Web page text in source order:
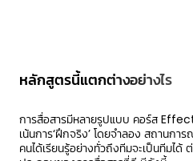
หลักสูตรนี้แตกต่างอย่างไร
การสื่อสารมีหลายรูปแบบ คอร์ส
เน้นการ‘ฝึกจริง’ โดยจำลอง สถานกา
คนได้เรียนรู้อย่างทั่วถึงทีมจะเป็นทีมได้